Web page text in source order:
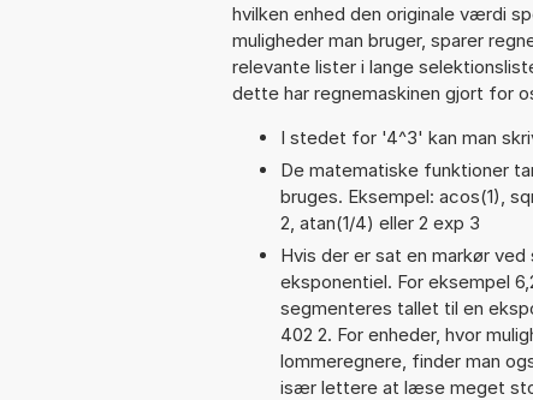
hvilken enhed den originale værdi
muligheder man bruger, sparer
relevante lister i lange
dette har regnemaskinen gjort for
I stedet for '4^3' kan man
De matematiske funktioner
bruges. Eksempel: acos(1),
2, atan(1/4) eller 2 exp 3
Hvis der er sat en markør
eksponentiel. For eksempel
segmenteres tallet til en
402 2. For enheder, hvor
lommeregnere, finder man
især lettere at læse meget